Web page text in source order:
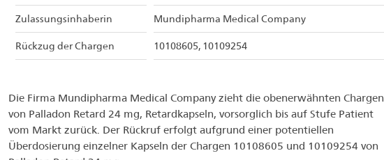
Zulassungsinhaberin Mundipharma Medical Company
Rückzug der Chargen 10108605, 10109254
Die Firma Mundipharma Medical Company zieht die obenerwähnten Chargen
von Palladon Retard 24 mg, Retardkapseln, vorsorglich bis auf Stufe Patient
vom Markt zurück. Der Rückruf erfolgt aufgrund einer potentiellen
Überdosierung einzelner Kapseln der Chargen 10108605 und 10109254 von